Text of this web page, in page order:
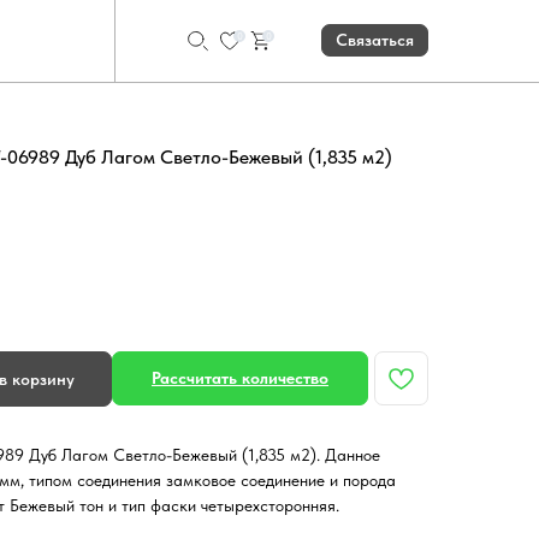
Связаться
Дуб Лагом Светло-Бежевый (1,835 м2)
корзину Рассчитать количество
Дуб Лагом Светло-Бежевый (1,835 м2). Данное
типом соединения замковое соединение и порода
тон и тип фаски четырехсторонняя.